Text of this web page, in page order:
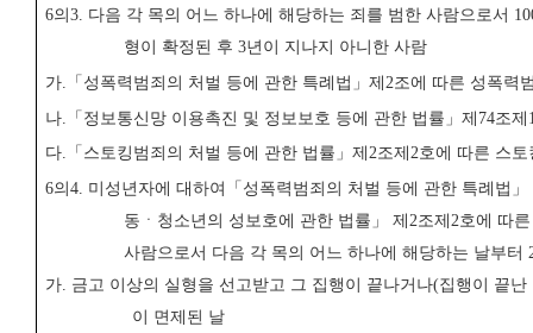
6의 3. 다음 각 목의 어느 하나에 해당하는 죄를 범한 사람으로서
형이 확정된 후3년이 지나지 아니한 사람
가. 「 성폭력범죄의 처벌 등에 관한 특례법 」 제 2조에 따른 성폭력
나. 「 정보통신망 이용촉진 및 정보보호 등에 관한 법률 」 제 74조제
다. 「 스토킹범죄의 처벌 등에 관한 법률 」 제 2조제 2호에 따른 스토
6의 4. 미성년자에 대하여 「 성폭력범죄의 처벌 등에 관한 특례법 」
동ㆍ청소년의 성보호에 관한 법률 」제 2조제 2호에 따
사람으로서 다음 각 목의 어느 하나에 해당하는 날부터
가. 금고 이상의 실형을 선고받고 그 집행이 끝나거나(집행이 끝
이 면제된 날